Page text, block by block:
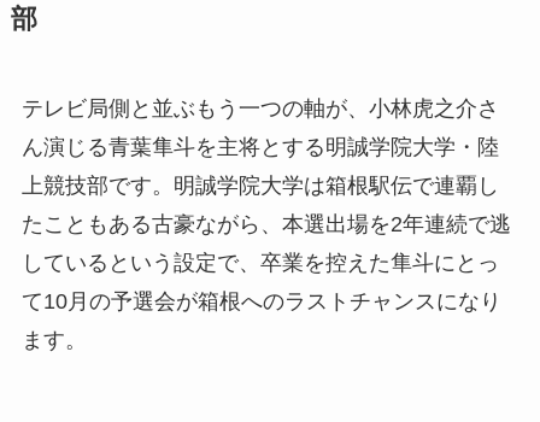
部
テレビ局側と並ぶもう一つの軸が、小林虎之介さ
ん演じる青葉隼斗を主将とする明誠学院大学・陸
上競技部です。明誠学院大学は箱根駅伝で連覇し
たこともある古豪ながら、本選出場を2年連続で逃
しているという設定で、卒業を控えた隼斗にとっ
て10月の予選会が箱根へのラストチャンスになり
ます。